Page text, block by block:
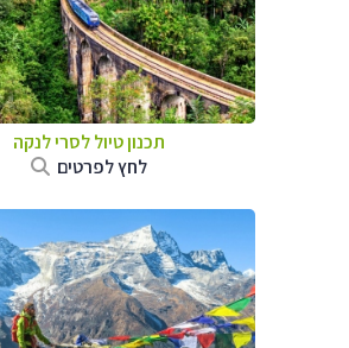
תכנון טיוללסרי לנקה
לחץ לפרטים